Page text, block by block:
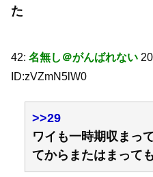
た
42: 名無し＠がんばれない
ID:zVZmN5lW0
>>29
ワイも一時期収まっ
てからまたはまって